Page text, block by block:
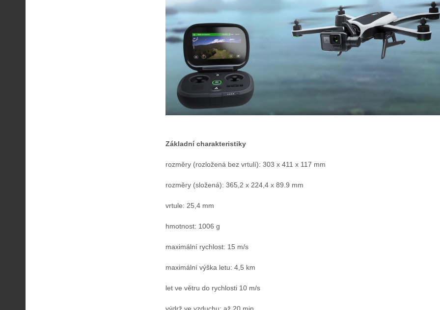
Základní charakteristiky
rozměry (rozložená bez vrtulí): 303 x 411 x 117 mm
rozměry (složená): 365,2 x 224,4 x 89.9 mm
vrtule: 25,4 mm
hmotnost: 1006 g
maximální rychlost: 15 m/s
maximální výška letu: 4,5 km
let ve větru do rychlosti 10 m/s
výdrž ve vzduchu: až 20 min